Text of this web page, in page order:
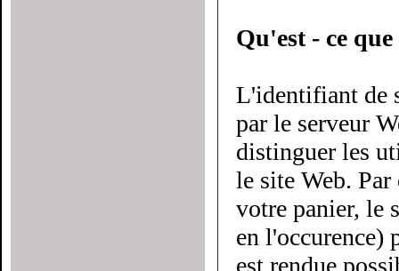
Qu'est - ce
L'identifiant de
par le serveur Web à chaque utilisateur du site.
distinguer les
le site Web.
votre panier, le serveur doit savoir
en l'occurence)
est rendue